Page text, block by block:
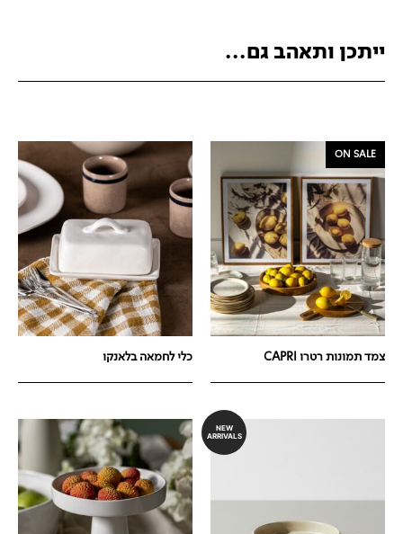
ייתכן ותאהב גם...
ON SALE
צמד תמונות רטרו CAPRI כלי לחמאה בלאנקו
NEW
ARRIVALS